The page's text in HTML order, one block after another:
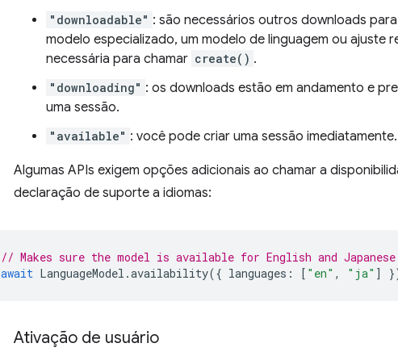
"downloadable" : são necessários outros downloads
modelo especializado, um modelo de linguagem ou ajuste
necessária para chamar create() .
"downloading" : os downloads estão em andamento e
uma sessão.
"available" : você pode criar uma sessão imediatamente.
Algumas APIs exigem opções adicionais ao chamar a
declaração de suporte a idiomas:
// Makes sure the model is available for English and
await LanguageModel .availability({ languages : [ "en" , "ja" ]
Ativação de usuário